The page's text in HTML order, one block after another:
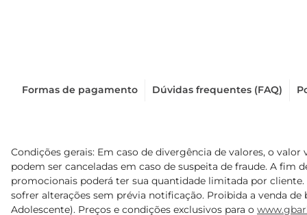
Formas de pagamento Dúvidas frequentes (FAQ)
Condições gerais: Em caso de divergência de valores, o
podem ser canceladas em caso de suspeita de fraude. A
promocionais poderá ter sua quantidade limitada por
sofrer alterações sem prévia notificação. Proibida a venda de
Adolescente). Preços e condições exclusivos para o